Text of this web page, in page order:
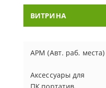
ВИТРИНА
АРМ (Авт. раб. места)
Аксессуары для